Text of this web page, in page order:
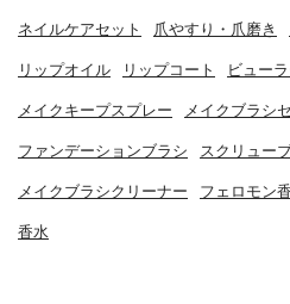
ネイルケアセット 爪やすり・爪磨き
リップオイル リップコート ビュー
メイクキープスプレー メイクブラシ
ファンデーションブラシ スクリュー
メイクブラシクリーナー フェロモン
香水